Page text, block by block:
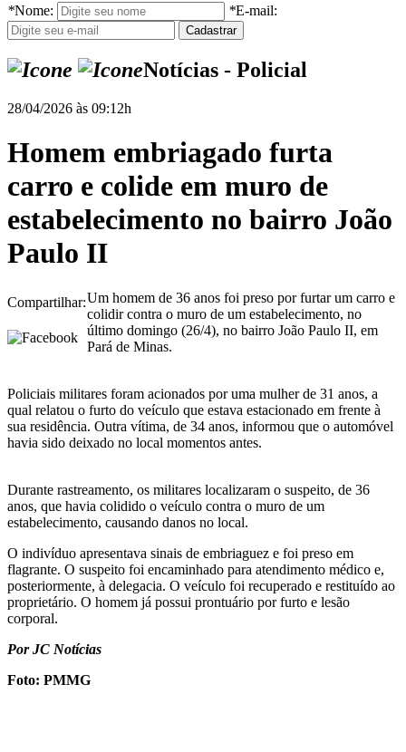
*Nome: *E-mail:
Notícias - Policial
28/04/2026 às 09:12h
Homem embriagado furta
carro e colide em muro de
estabelecimento no bairro João
Paulo II
Compartilhar:Um homem de 36 anos foi preso por furtar um carro e
colidir contra o muro de um estabelecimento, no
último domingo (26/4), no bairro João Paulo II, em
Pará de Minas.
Policiais militares foram acionados por uma mulher de 31 anos, a
qual relatou o furto do veículo que estava estacionado em frente à
sua residência. Outra vítima, de 34 anos, informou que o automóvel
havia sido deixado no local momentos antes.
Durante rastreamento, os militares localizaram o suspeito, de 36
anos, que havia colidido o veículo contra o muro de um
estabelecimento, causando danos no local.
O indivíduo apresentava sinais de embriaguez e foi preso em
flagrante. O suspeito foi encaminhado para atendimento médico e,
posteriormente, à delegacia. O veículo foi recuperado e restituído ao
proprietário. O homem já possui prontuário por furto e lesão
corporal.
Por JC Notícias
Foto: PMMG